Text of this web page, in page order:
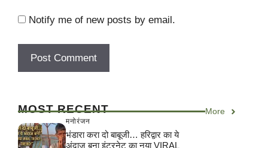
Notify me of new posts by email.
MOST RECENT More
मनोरंजन
भंडारा करा दो बाबूजी… हरिद्वार का ये
अंदाज बना इंटरनेट का नया VIRAL